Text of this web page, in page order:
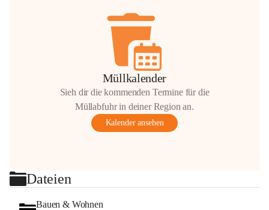
Müllkalender
Sieh dir die kommenden Termine für die
Müllabfuhr in deiner Region an.
Kalender ansehen
Dateien
Bauen & Wohnen